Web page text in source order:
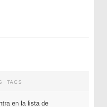
TAGS
en la lista de